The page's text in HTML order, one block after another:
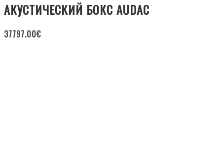
АКУСТИЧЕСКИЙ БОКС AUDAC
37797.00€